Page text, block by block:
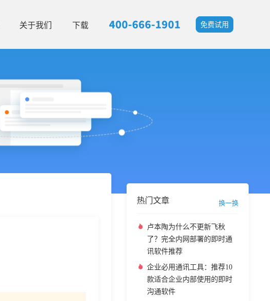
关于我们 下载 免费试用
热门文章 换一换
卢本陶为什么不更新飞秋
了？完全内网部署的即时通
讯软件推荐
企业必用通讯工具：推荐10
款适合企业内部使用的即时
沟通软件